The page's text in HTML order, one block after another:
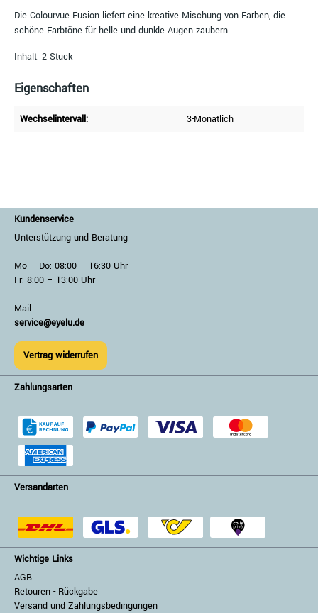
Die Colourvue Fusion liefert eine kreative Mischung von Farben, die
schöne Farbtöne für helle und dunkle Augen zaubern.
Inhalt: 2 Stück
Eigenschaften
Wechselintervall: 3-Monatlich
Kundenservice
Unterstützung und Beratung
Mo – Do: 08:00 – 16:30 Uhr
Fr: 8:00 – 13:00 Uhr
Mail:
service@eyelu.de
Vertrag widerrufen
Zahlungsarten
Versandarten
Wichtige Links
AGB
Retouren - Rückgabe
Versand und Zahlungsbedingungen